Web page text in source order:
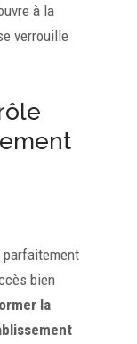
à la
verrouille
parfaitement
bien
la